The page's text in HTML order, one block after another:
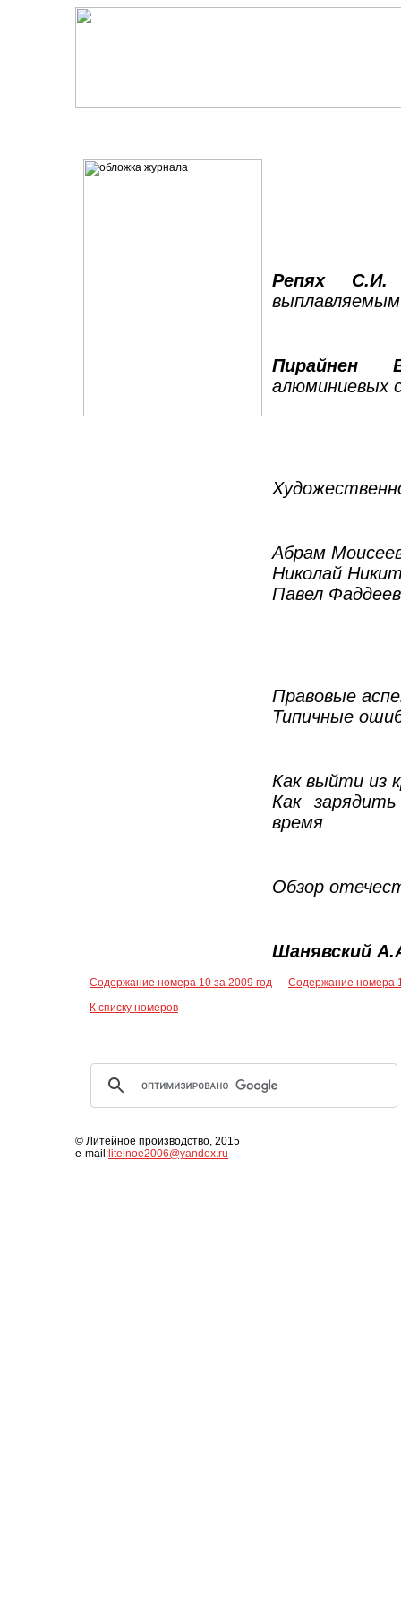
Репях С.И.
Пирайнен
алюминиевых
Абрам
Николай
Павел
Правовые
Типичные
Как выйти из
Как
время
Обзор
Шанявский
Содержание номера 10 за 2009 год
Содержание номера
К списку номеров
© Литейное производство, 2015
e-mail: liteinoe2006@yandex.ru